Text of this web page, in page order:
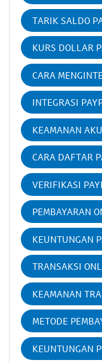
TARIK SALDO
KURS DOLLAR
CARA
INTEGRASI
KEAMANAN
CARA DAFTAR
VERIFIKASI
PEMBAYARAN
KEUNTUNGAN
TRANSAKSI
KEAMANAN
METODE
KEUNTUNGAN